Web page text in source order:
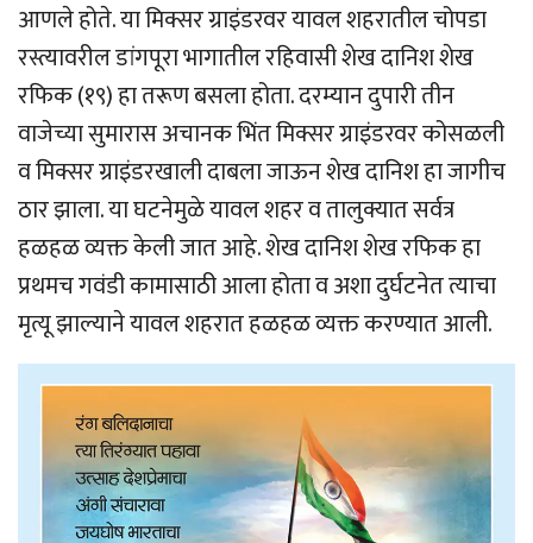
आणले होते. या मिक्सर ग्राइंडरवर यावल शहरातील चोपडा
रस्त्यावरील डांगपूरा भागातील रहिवासी शेख दानिश शेख
रफिक (१९) हा तरूण बसला होता. दरम्यान दुपारी तीन
वाजेच्या सुमारास अचानक भिंत मिक्सर ग्राइंडरवर कोसळली
व मिक्सर ग्राइंडरखाली दाबला जाऊन शेख दानिश हा जागीच
ठार झाला. या घटनेमुळे यावल शहर व तालुक्यात सर्वत्र
हळहळ व्यक्त केली जात आहे. शेख दानिश शेख रफिक हा
प्रथमच गवंडी कामासाठी आला होता व अशा दुर्घटनेत त्याचा
मृत्यू झाल्याने यावल शहरात हळहळ व्यक्त करण्यात आली.